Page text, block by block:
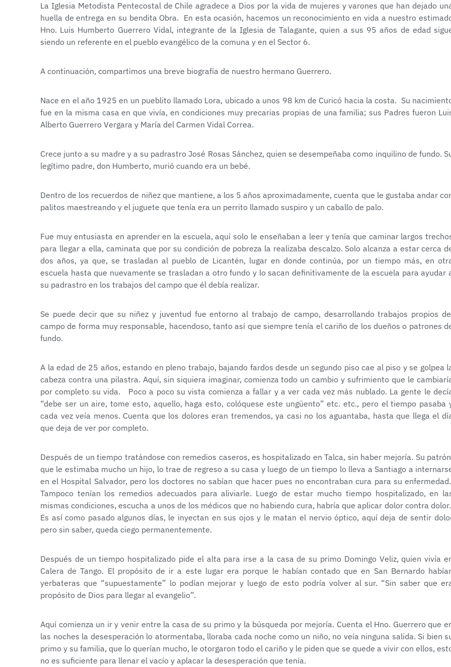
La Iglesia Metodista Pentecostal de Chile agradece a Dios por la vida de mujeres y varones que han dejado
huella de entrega en su bendita Obra. En esta ocasión, hacemos un reconocimiento en vida a nuestro
Hno. Luis Humberto Guerrero Vidal, integrante de la Iglesia de Talagante, quien a sus 95 años de edad
siendo un referente en el pueblo evangélico de la comuna y en el Sector 6.
A continuación, compartimos una breve biografía de nuestro hermano Guerrero.
Nace en el año 1925 en un pueblito llamado Lora, ubicado a unos 98 km de Curicó hacia la costa. Su
fue en la misma casa en que vivía, en condiciones muy precarias propias de una familia; sus Padres fueron
Alberto Guerrero Vergara y María del Carmen Vidal Correa.
Crece junto a su madre y a su padrastro José Rosas Sánchez, quien se desempeñaba como inquilino de fundo.
legítimo padre, don Humberto, murió cuando era un bebé.
Dentro de los recuerdos de niñez que mantiene, a los 5 años aproximadamente, cuenta que le gustaba andar
palitos maestreando y el juguete que tenía era un perrito llamado suspiro y un caballo de palo.
Fue muy entusiasta en aprender en la escuela, aquí solo le enseñaban a leer y tenía que caminar largos
para llegar a ella, caminata que por su condición de pobreza la realizaba descalzo. Solo alcanza a estar cerca
dos años, ya que, se trasladan al pueblo de Licantén, lugar en donde continúa, por un tiempo más, en
escuela hasta que nuevamente se trasladan a otro fundo y lo sacan definitivamente de la escuela para ayudar
su padrastro en los trabajos del campo que él debía realizar.
Se puede decir que su niñez y juventud fue entorno al trabajo de campo, desarrollando trabajos propios
campo de forma muy responsable, hacendoso, tanto así que siempre tenía el cariño de los dueños o patrones
fundo.
A la edad de 25 años, estando en pleno trabajo, bajando fardos desde un segundo piso cae al piso y se golpea
cabeza contra una pilastra. Aquí, sin siquiera imaginar, comienza todo un cambio y sufrimiento que le
por completo su vida. Poco a poco su vista comienza a fallar y a ver cada vez más nublado. La gente le
“debe ser un aire, tome esto, aquello, haga esto, colóquese este ungüento” etc. etc., pero el tiempo pasaba
cada vez veía menos. Cuenta que los dolores eran tremendos, ya casi no los aguantaba, hasta que llega el
que deja de ver por completo.
Después de un tiempo tratándose con remedios caseros, es hospitalizado en Talca, sin haber mejoría. Su
que le estimaba mucho un hijo, lo trae de regreso a su casa y luego de un tiempo lo lleva a Santiago a
en el Hospital Salvador, pero los doctores no sabían que hacer pues no encontraban cura para su enfermedad.
Tampoco tenían los remedios adecuados para aliviarle. Luego de estar mucho tiempo hospitalizado, en
mismas condiciones, escucha a unos de los médicos que no habiendo cura, habría que aplicar dolor contra dolor.
Es así como pasado algunos días, le inyectan en sus ojos y le matan el nervio óptico, aquí deja de sentir
pero sin saber, queda ciego permanentemente.
Después de un tiempo hospitalizado pide el alta para irse a la casa de su primo Domingo Veliz, quien vivía
Calera de Tango. El propósito de ir a este lugar era porque le habían contado que en San Bernardo
yerbateras que “supuestamente” lo podían mejorar y luego de esto podría volver al sur. “Sin saber que
propósito de Dios para llegar al evangelio”.
Aquí comienza un ir y venir entre la casa de su primo y la búsqueda por mejoría. Cuenta el Hno. Guerrero que
las noches la desesperación lo atormentaba, lloraba cada noche como un niño, no veía ninguna salida. Si bien
primo y su familia, que lo querían mucho, le otorgaron todo el cariño y le piden que se quede a vivir con ellos,
no es suficiente para llenar el vacío y aplacar la desesperación que tenía.